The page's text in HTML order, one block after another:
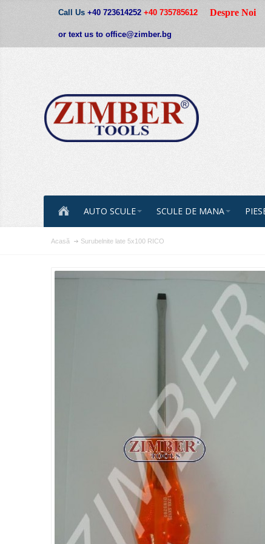
Call Us +40 723614252 +40 735785612
or text us to office@zimber.bg
Despre Noi
AUTO SCULE SCULE DE MANA
Acasă Surubelnite late 5х100 RICO